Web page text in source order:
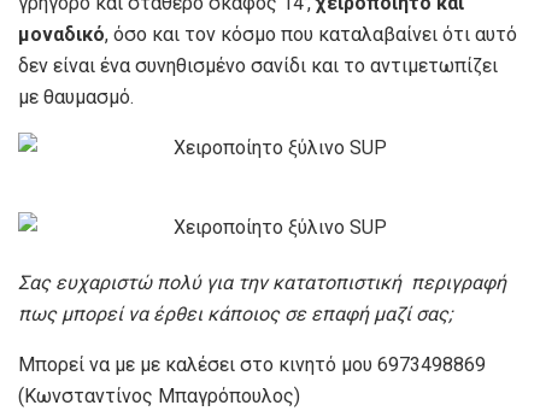
μοναδικό, όσο και τον κόσμο που καταλαβαίνει ότι αυτό
δεν είναι ένα συνηθισμένο σανίδι και το αντιμετωπίζει
με θαυμασμό.
Σας ευχαριστώ πολύ για την κατατοπιστική περιγραφή
πως μπορεί να έρθει κάποιος σε επαφή μαζί σας;
Μπορεί να με με καλέσει στο κινητό μου 6973498869
(Κωνσταντίνος Μπαγρόπουλος)